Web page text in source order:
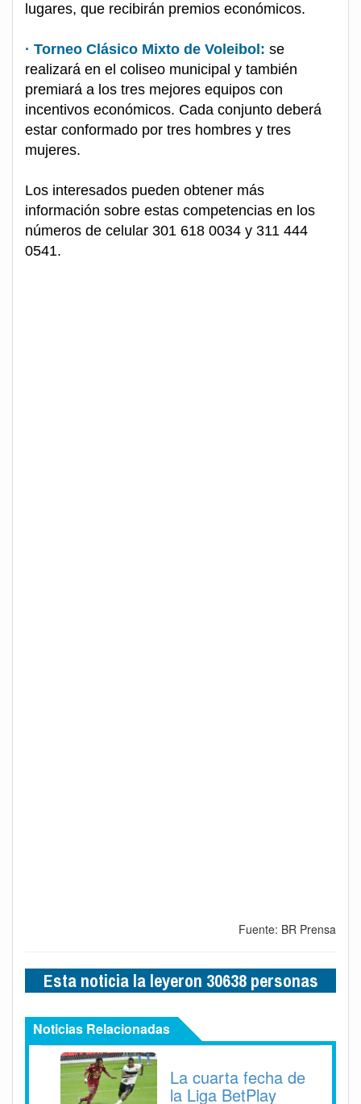
lugares, que recibirán premios económicos.
· Torneo Clásico Mixto de Voleibol: se
realizará en el coliseo municipal y también
premiará a los tres mejores equipos con
incentivos económicos. Cada conjunto deberá
estar conformado por tres hombres y tres
mujeres.
Los interesados pueden obtener más
información sobre estas competencias en los
números de celular 301 618 0034 y 311 444
0541.
Fuente: BR Prensa
Esta noticia la leyeron 30638 personas
Noticias Relacionadas
La cuarta fecha de
la Liga BetPlay